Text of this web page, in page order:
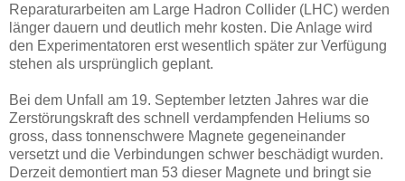
Reparaturarbeiten am Large Hadron Collider (LHC) werden
länger dauern und deutlich mehr kosten. Die Anlage wird
den Experimentatoren erst wesentlich später zur Verfügung
stehen als ursprünglich geplant.
Bei dem Unfall am 19. September letzten Jahres war die
Zerstörungskraft des schnell verdampfenden Heliums so
gross, dass tonnenschwere Magnete gegeneinander
versetzt und die Verbindungen schwer beschädigt wurden.
Derzeit demontiert man 53 dieser Magnete und bringt sie